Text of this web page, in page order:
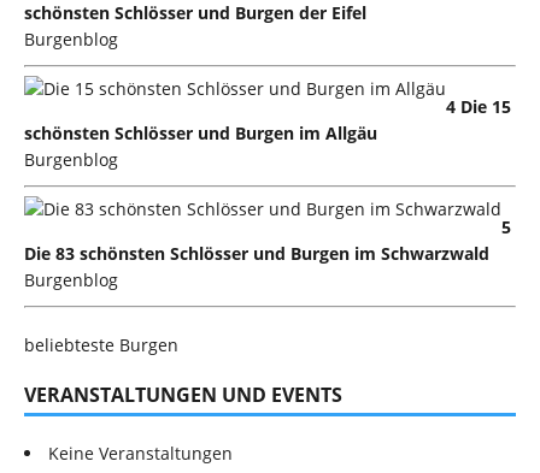
schönsten Schlösser und Burgen der Eifel
Burgenblog
4 Die 15
schönsten Schlösser und Burgen im Allgäu
Burgenblog
5
Die 83 schönsten Schlösser und Burgen im Schwarzwald
Burgenblog
beliebteste Burgen
VERANSTALTUNGEN UND EVENTS
Keine Veranstaltungen